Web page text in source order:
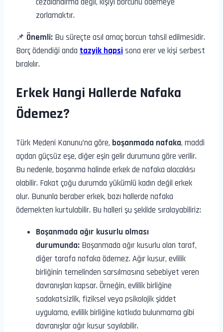
zorlamaktır.
📌 Önemli: Bu süreçte asıl amaç borcun tahsil edilmesidir.
Borç ödendiği anda tazyik hapsisona erer ve kişi serbest
bırakılır.
Erkek Hangi Hallerde Nafaka
Ödemez?
Türk Medeni Kanunu’na göre, boşanmada nafaka, maddi
açıdan güçsüz eşe, diğer eşin gelir durumuna göre verilir.
Bu nedenle, boşanma halinde erkek de nafaka alacaklısı
olabilir. Fakat çoğu durumda yükümlü kadın değil erkek
olur. Bununla beraber erkek, bazı hallerde nafaka
ödemekten kurtulabilir. Bu halleri şu şekilde sıralayabiliriz:
Boşanmada ağır kusurlu olması
durumunda: Boşanmada ağır kusurlu olan taraf,
diğer tarafa nafaka ödemez. Ağır kusur, evlilik
birliğinin temelinden sarsılmasına sebebiyet veren
davranışları kapsar. Örneğin, evlilik birliğine
sadakatsizlik, fiziksel veya psikolojik şiddet
uygulama, evlilik birliğine katkıda bulunmama gibi
davranışlar ağır kusur sayılabilir.